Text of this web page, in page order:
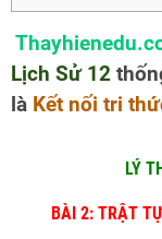
Lịch Sử 12
là Kết nối tri
LÝ
BÀI 2: TRẬT